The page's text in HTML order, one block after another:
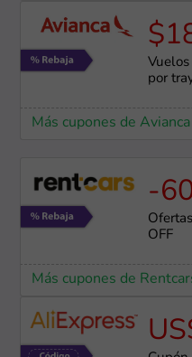
por
Más cupones de Avianca
-
OFF
Más cupones de